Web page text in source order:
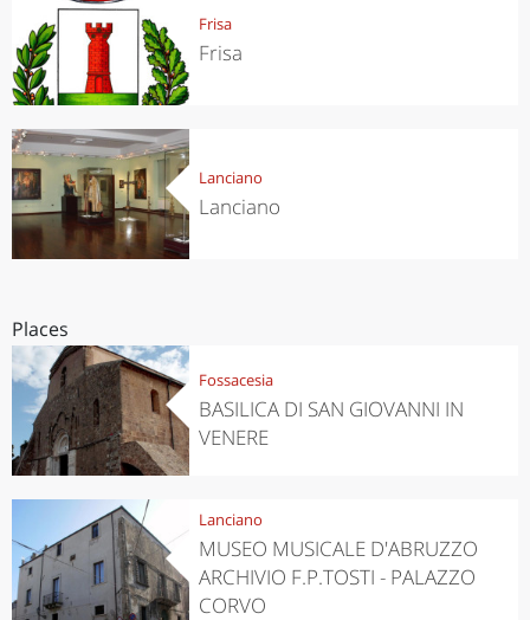
Frisa
Frisa
Lanciano
Lanciano
Places
Fossacesia
BASILICA DI SAN GIOVANNI IN
VENERE
Lanciano
MUSEO MUSICALE D'ABRUZZO
ARCHIVIO F.P.TOSTI - PALAZZO
CORVO